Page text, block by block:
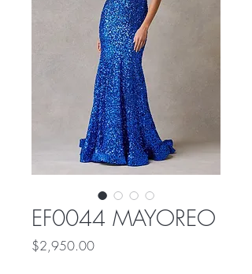
EF0044 MAYOREO
$2,950.00Precio